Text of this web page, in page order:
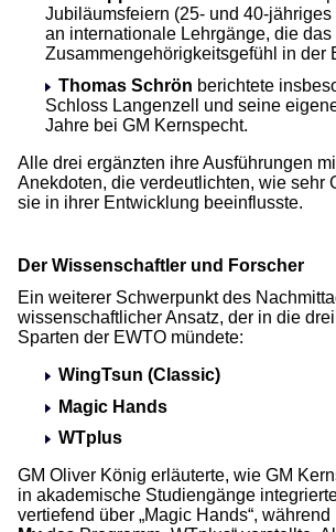
Jubiläumsfeiern (25- und 40-
an internationale Lehrgänge, die das
Zusammengehörigkeitsgefühl in der
Thomas Schrön berichtete
Schloss Langenzell und seine
Jahre bei GM Kernspecht.
Alle drei ergänzten ihre Ausführungen
Anekdoten, die verdeutlichten, wie sehr
sie in ihrer Entwicklung beeinflusste.
Der Wissenschaftler und Forscher
Ein weiterer Schwerpunkt des
wissenschaftlicher Ansatz, der in die
Sparten der EWTO mündete:
WingTsun (Classic)
Magic Hands
WTplus
GM Oliver König erläuterte, wie GM
in akademische Studiengänge
vertiefend über „Magic Hands“, während